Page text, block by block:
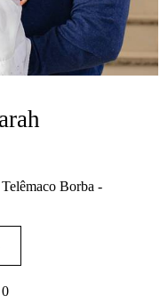
Borba -
0